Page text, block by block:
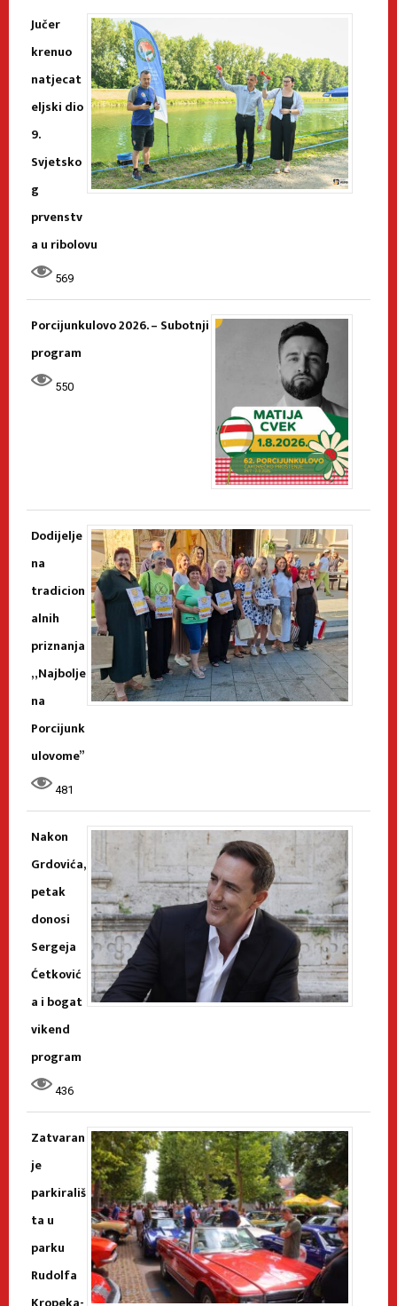
Jučer
krenuo
natjecat
eljski dio
9.
Svjetsko
g
prvenstv
a u ribolovu
569
Porcijunkulovo 2026. – Subotnji
program
550
Dodijelje
na
tradicion
alnih
priznanja
„Najbolje
na
Porcijunk
ulovome”
481
Nakon
Grdovića,
petak
donosi
Sergeja
Ćetković
a i bogat
vikend
program
436
Zatvaran
je
parkirališ
ta u
parku
Rudolfa